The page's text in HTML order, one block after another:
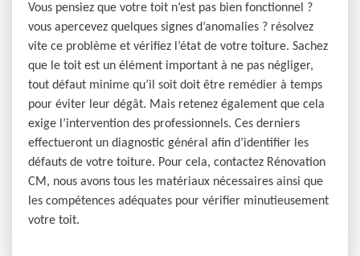
Vous pensiez que votre toit n’est pas bien fonctionnel ?
vous apercevez quelques signes d’anomalies ? résolvez
vite ce problème et vérifiez l’état de votre toiture. Sachez
que le toit est un élément important à ne pas négliger,
tout défaut minime qu’il soit doit être remédier à temps
pour éviter leur dégât. Mais retenez également que cela
exige l’intervention des professionnels. Ces derniers
effectueront un diagnostic général afin d’identifier les
défauts de votre toiture. Pour cela, contactez Rénovation
CM, nous avons tous les matériaux nécessaires ainsi que
les compétences adéquates pour vérifier minutieusement
votre toit.